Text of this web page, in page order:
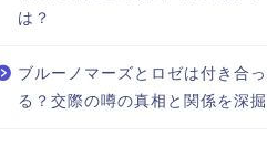
は？
ブルーノマーズとロゼは付き合っ
る？交際の噂の真相と関係を深掘